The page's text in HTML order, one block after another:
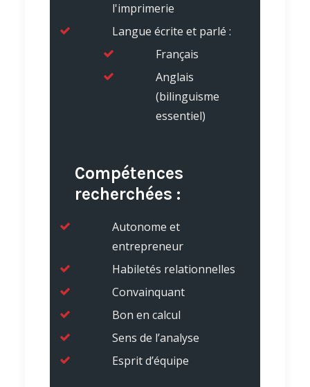
l'imprimerie
Langue écrite et parlé :
Français
Anglais
(bilinguisme
essentiel)
Compétences
recherchées :
Autonome et
entrepreneur
Habiletés relationnelles
Convainquant
Bon en calcul
Sens de l’analyse
Esprit d’équipe